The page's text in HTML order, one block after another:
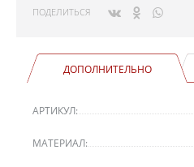
ПОДЕЛИТЬСЯ
ДОПОЛНИТЕЛЬНО
АРТИКУЛ:
МАТЕРИАЛ: